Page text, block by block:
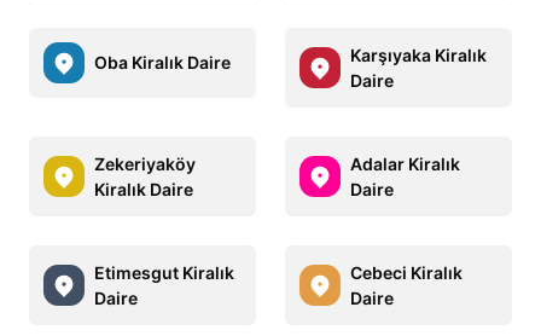
Oba Kiralık Daire
Karşıyaka Kiralık
Daire
Zekeriyaköy
Kiralık Daire
Adalar Kiralık
Daire
Etimesgut Kiralık
Daire
Cebeci Kiralık
Daire